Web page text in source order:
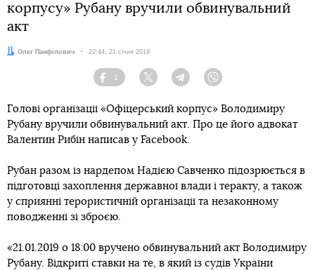
корпусу» Рубану вручили обвинувальний
акт
Автор:
Олег Панфілович Дата:
22:44, 21 січня 2019
Facebook
1
Twitter TelegramViber
Голові організації «Офіцерський корпус» Володимиру
Рубану вручили обвинувальний акт. Про це його адвокат
Валентин Рибін написав у Facebook.
Рубан разом із нардепом Надією Савченко підозрюється в
підготовці захоплення державної влади і теракту, а також
у сприянні терористичній організації та незаконному
поводженні зі зброєю.
«21.01.2019 о 18:00 вручено обвинувальний акт Володимиру
Рубану. Відкриті ставки на те, в який із судів України